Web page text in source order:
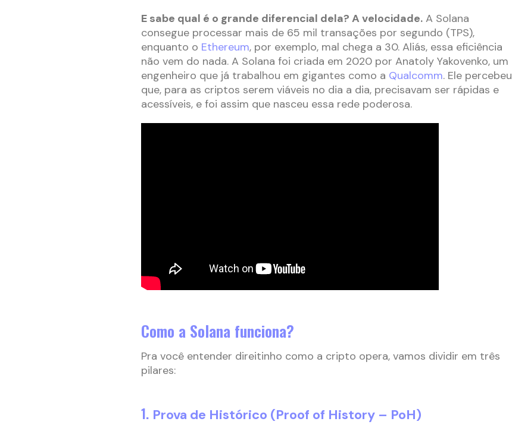
E sabe qual é o grande diferencial dela? A velocidade.A Solana
consegue processar mais de 65 mil transações por segundo (TPS),
enquanto o Ethereum, por exemplo, mal chega a 30. Aliás, essa eficiência
não vem do nada. A Solana foi criada em 2020 por Anatoly Yakovenko, um
engenheiro que já trabalhou em gigantes como a Qualcomm. Ele percebeu
que, para as criptos serem viáveis no dia a dia, precisavam ser rápidas e
acessíveis, e foi assim que nasceu essa rede poderosa.
Como a Solana funciona?
Pra você entender direitinho como a cripto opera, vamos dividir em três
pilares:
1. Prova de Histórico (Proof of History – PoH)